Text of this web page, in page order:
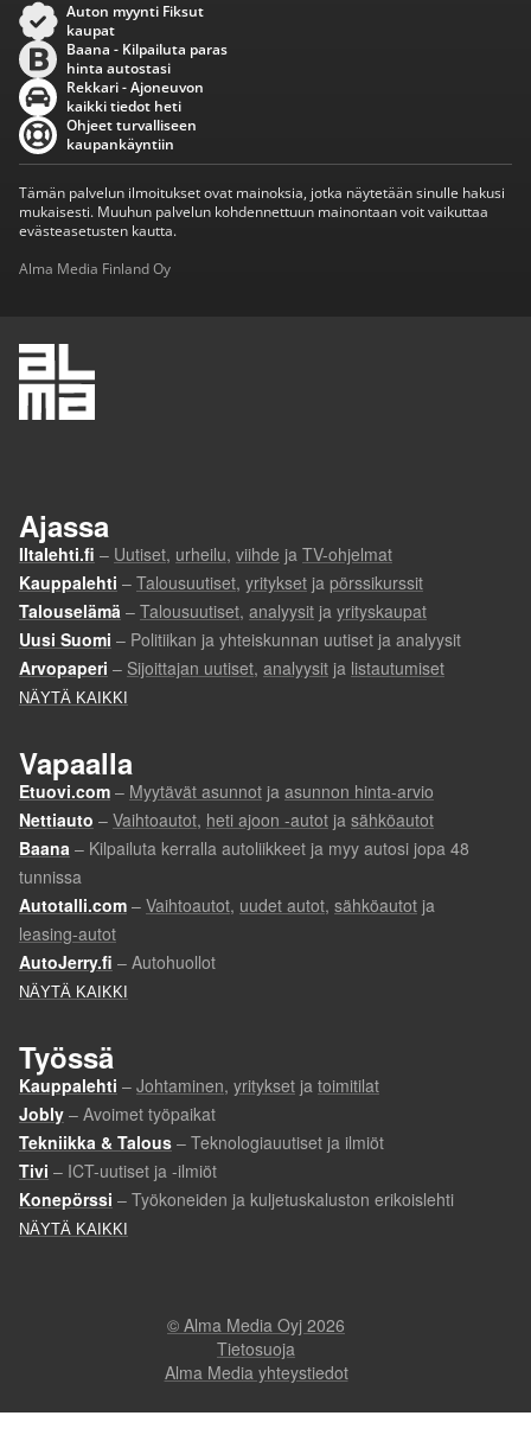
Auton myynti Fiksut
kaupat
Baana - Kilpailuta paras
hinta autostasi
Rekkari - Ajoneuvon
kaikki tiedot heti
Ohjeet turvalliseen
kaupankäyntiin
Tämän palvelun ilmoitukset ovat mainoksia, jotka näytetään sinulle hakusi
mukaisesti. Muuhun palvelun kohdennettuun mainontaan voit vaikuttaa
evästeasetusten kautta.
Alma Media Finland Oy